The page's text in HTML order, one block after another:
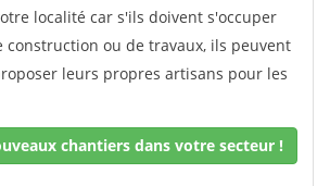
localité car s'ils doivent s'occuper
ou de travaux, ils peuvent
leurs propres artisans pour les
chantiers dans votre secteur !